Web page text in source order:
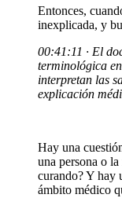
Entonces,
inexplicada, y
00:41:11 · El
terminológica
interpretan las
explicación
Hay una
una persona o la
curando? Y hay
ámbito médico